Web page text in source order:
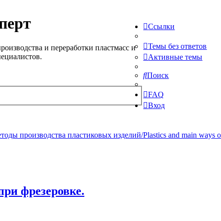
и переработки пластмасс и
Ссылки
Темы без ответов
Активные темы
Поиск
FAQ
Вход
производства пластиковых изделий/Plastics and main ways
фрезеровке.